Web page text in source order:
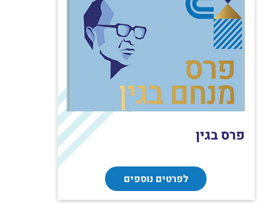
פרס בגין
לפרטים נוספים